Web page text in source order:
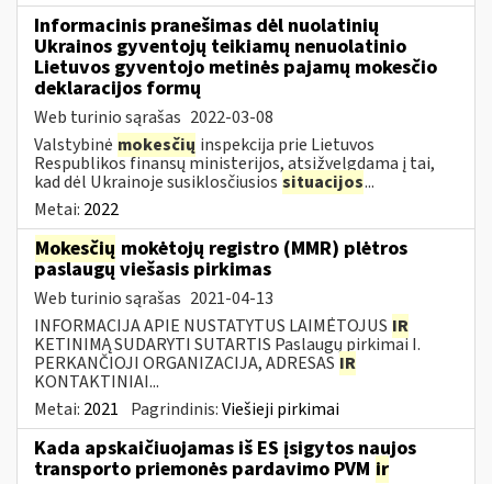
Informacinis pranešimas dėl nuolatinių
Ukrainos gyventojų teikiamų nenuolatinio
Lietuvos gyventojo metinės pajamų mokesčio
deklaracijos formų
Web turinio sąrašas 2022-03-08
Valstybinė mokesčių inspekcija prie Lietuvos
Respublikos finansų ministerijos, atsižvelgdama į tai,
kad dėl Ukrainoje susiklosčiusios situacijos...
Metai: 2022
Mokesčių mokėtojų registro (MMR) plėtros
paslaugų viešasis pirkimas
Web turinio sąrašas 2021-04-13
INFORMACIJA APIE NUSTATYTUS LAIMĖTOJUS IR
KETINIMĄ SUDARYTI SUTARTIS Paslaugų pirkimai I.
PERKANČIOJI ORGANIZACIJA, ADRESAS IR
KONTAKTINIAI...
Metai: 2021 Pagrindinis:Viešieji pirkimai
Kada apskaičiuojamas iš ES įsigytos naujos
transporto priemonės pardavimo PVM ir